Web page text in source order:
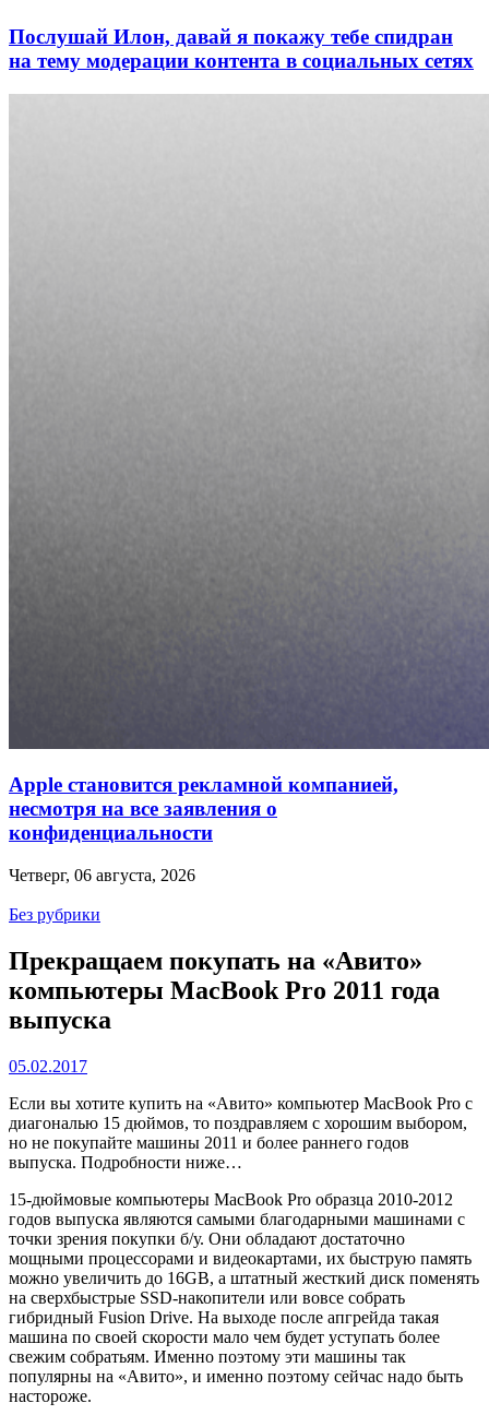
Послушай Илон, давай я покажу тебе спидран
на тему модерации контента в социальных сетях
Apple становится рекламной компанией,
несмотря на все заявления о
конфиденциальности
Четверг, 06 августа, 2026
Без рубрики
Прекращаем покупать на «Авито»
компьютеры MacBook Pro 2011 года
выпуска
05.02.2017
Если вы хотите купить на «Авито» компьютер MacBook Pro с
диагональю 15 дюймов, то поздравляем с хорошим выбором,
но не покупайте машины 2011 и более раннего годов
выпуска. Подробности ниже…
15-дюймовые компьютеры MacBook Pro образца 2010-2012
годов выпуска являются самыми благодарными машинами с
точки зрения покупки б/у. Они обладают достаточно
мощными процессорами и видеокартами, их быструю память
можно увеличить до 16GB, а штатный жесткий диск поменять
на сверхбыстрые SSD-накопители или вовсе собрать
гибридный Fusion Drive. На выходе после апгрейда такая
машина по своей скорости мало чем будет уступать более
свежим собратьям. Именно поэтому эти машины так
популярны на «Авито», и именно поэтому сейчас надо быть
настороже.